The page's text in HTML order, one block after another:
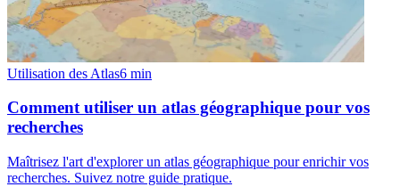
Utilisation des Atlas6 min
Comment utiliser un atlas géographique pour vos
recherches
Maîtrisez l'art d'explorer un atlas géographique pour enrichir vos
recherches. Suivez notre guide pratique.